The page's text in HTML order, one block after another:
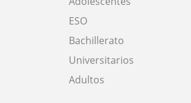
ESO
Bachillerato
Universitarios
Adultos